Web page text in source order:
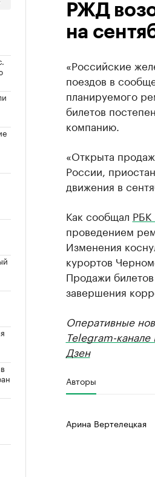
РЖД
на
«Российские
поездов в
планируемого
билетов
компанию.
«Открыта
России,
движения в
Как сообщал РБК
проведением
Изменения
курортов
Продажи
завершения
Оперативные
Telegram-
Дзен
Авторы
Арина Вертелецкая